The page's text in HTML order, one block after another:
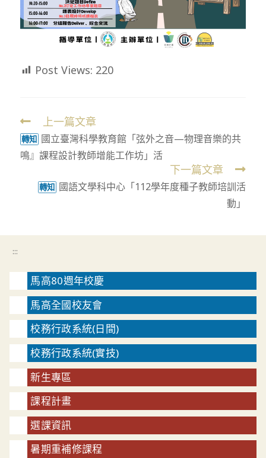
Post Views: 220
Read
more
articles
上一篇文章
轉知 國立臺灣科學教育館「弦外之音—物理音樂的共
鳴』課程設計教師增能工作坊」活
下一篇文章
轉知 國語文學科中心「112學年度種子教師培訓活
動」
:::
馬高80週年校慶
馬高全國校友會
校務行政系統(日間)
校務行政系統(實技)
新生專區
課程計畫
選課資訊
暑期重補修課程